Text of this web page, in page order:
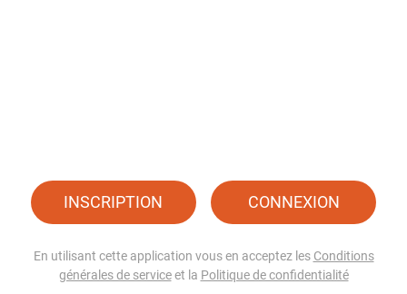
INSCRIPTION CONNEXION
En utilisant cette application vous en acceptez les Conditions
générales de serviceet la Politique de confidentialité